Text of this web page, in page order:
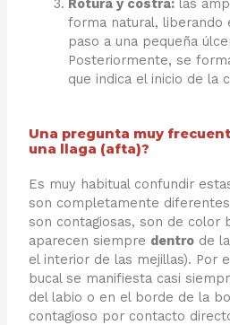
Rotura y costra: las
forma natural, liberando
paso a una pequeña
Posteriormente, se
que indica el inicio de la
Una pregunta muy
una llaga (afta)?
Es muy habitual confundir
son completamente
son contagiosas, son de color
aparecen siempre dentro de
el interior de las mejillas). Por
bucal se manifiesta casi
del labio o en el borde de la
contagioso por contacto